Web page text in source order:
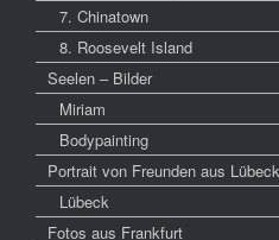
7. Chinatown
8. Roosevelt Island
Seelen – Bilder
Miriam
Bodypainting
Portrait von Freunden aus Lübeck
Lübeck
Fotos aus Frankfurt